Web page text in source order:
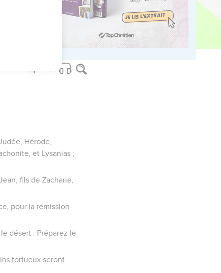
toutes ces
Hérode,
et Lysanias ;
fils de Zacharie,
pour la rémission
désert : Préparez le
tortueux seront